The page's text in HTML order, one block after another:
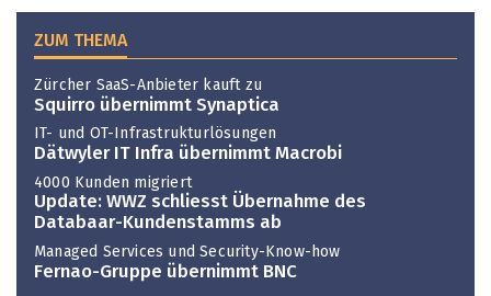
ZUM THEMA
Zürcher SaaS-Anbieter kauft zu
Squirro übernimmt Synaptica
IT- und OT-Infrastrukturlösungen
Dätwyler IT Infra übernimmt Macrobi
4000 Kunden migriert
Update: WWZ schliesst Übernahme des
Databaar-Kundenstamms ab
Managed Services und Security-Know-how
Fernao-Gruppe übernimmt BNC